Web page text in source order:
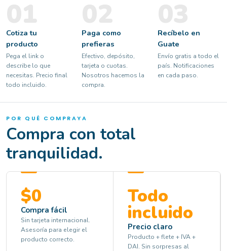
Cotiza tu
producto
Pega el link o
describe lo que
necesitas. Precio final
todo incluido.
Paga como
prefieras
Efectivo, depósito,
tarjeta o cuotas.
Nosotros hacemos la
compra.
Recíbelo en
Guate
Envío gratis a todo el
país. Notificaciones
en cada paso.
POR QUÉ COMPRAYA
Compra con total
tranquilidad.
$0
Compra fácil
Sin tarjeta internacional.
Asesoría para elegir el
producto correcto.
Todo
incluido
Precio claro
Producto + flete + IVA +
DAI. Sin sorpresas al